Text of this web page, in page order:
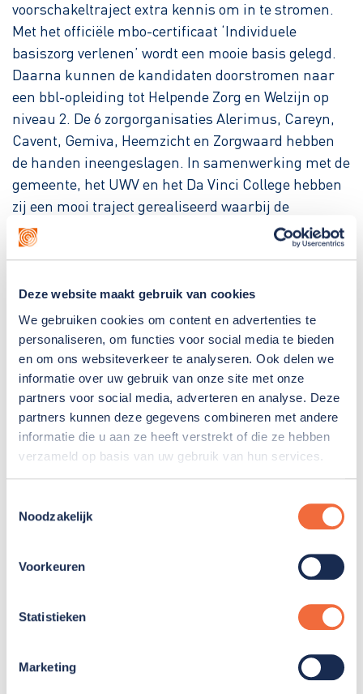
Deze website maakt gebruik van cookies
We gebruiken cookies om content en advertenties te
personaliseren, om functies voor social media te bieden
en om ons websiteverkeer te analyseren. Ook delen we
informatie over uw gebruik van onze site met onze
partners voor social media, adverteren en analyse. Deze
partners kunnen deze gegevens combineren met andere
informatie die u aan ze heeft verstrekt of die ze hebben
verzameld op basis van uw gebruik van hun services.
Noodzakelijk
Voorkeuren
Statistieken
Marketing
voorschakeltraject extra kennis om in te stromen.
Met het officiële mbo-certificaat ‘Individuele
basiszorg verlenen’ wordt een mooie basis gelegd.
Daarna kunnen de kandidaten doorstromen naar
een bbl-opleiding tot Helpende Zorg en Welzijn op
niveau 2. De 6 zorgorganisaties Alerimus, Careyn,
Cavent, Gemiva, Heemzicht en Zorgwaard hebben
de handen ineengeslagen. In samenwerking met de
gemeente, het UWV en het Da Vinci College hebben
zij een mooi traject gerealiseerd waarbij de
kandidaten, na het behalen van hun diploma,
gegarandeerd doorstromen in een baan in de zorg
Succesvolle samenwerking
medewerkers in de zorg om aan de groeiende vraag